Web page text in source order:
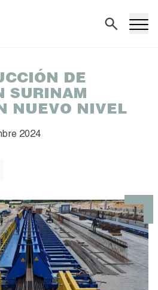
DE
SURINAM
NUEVO NIVEL
2024